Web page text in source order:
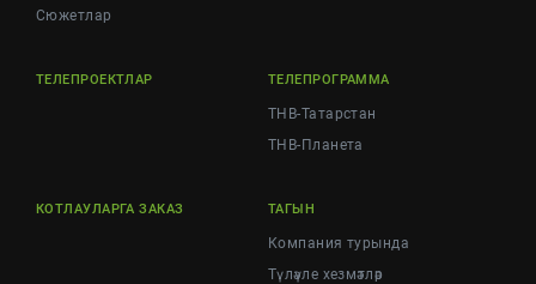
Cюжетлар
ТЕЛЕПРОЕКТЛАР ТЕЛЕПРОГРАММА
ТНВ-Татарстан
ТНВ-Планета
КОТЛАУЛАРГА ЗАКАЗ ТАГЫН
Компания турында
Түләүле хезмәтләр